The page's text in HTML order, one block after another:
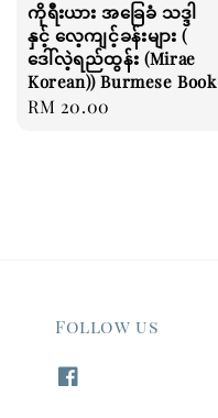
ကိုရီးယား အခြေခံ သဒ္ဒါ
နှင့် လေ့ကျင့်ခန်းများ (
ဒေါ်လဲ့ရည်ထွန်း (Mirae
Korean)) Burmese Book
Regular
RM 20.00
Follow us